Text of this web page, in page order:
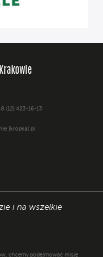
(12) 423-16-13
[kropka] pl
i na wszelkie
chcemy podejmować misję